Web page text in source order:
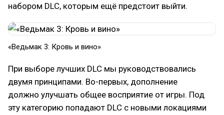
набором DLC, которым ещё предстоит выйти.
«Ведьмак 3: Кровь и вино»
При выборе лучших DLC мы руководствовались
двумя принципами. Во-первых, дополнение
должно улучшать общее восприятие от игры. Под
эту категорию попадают DLC с новыми локациями